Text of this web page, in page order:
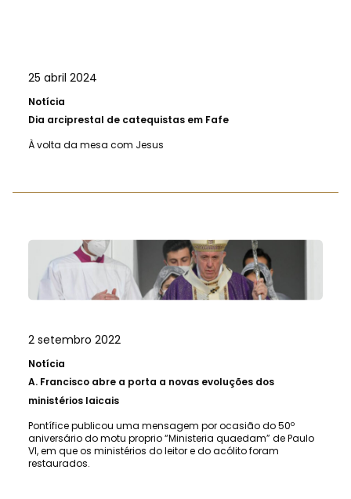
25 abril 2024
Notícia
Dia arciprestal de catequistas em Fafe
À volta da mesa com Jesus
2 setembro 2022
Notícia
A. Francisco abre a porta a novas evoluções dos
ministérios laicais
Pontífice publicou uma mensagem por ocasião do 50º
aniversário do motu proprio “Ministeria quaedam” de Paulo
VI, em que os ministérios do leitor e do acólito foram
restaurados.